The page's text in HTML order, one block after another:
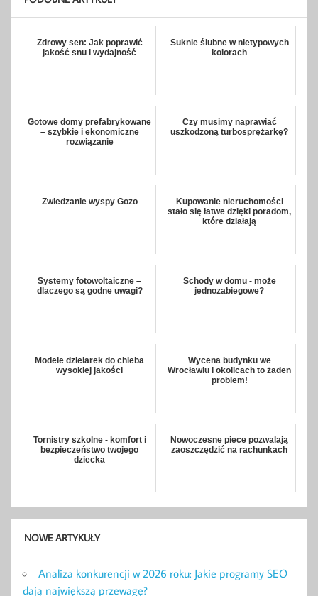
Zdrowy sen: Jak poprawić
jakość snu i wydajność
Suknie ślubne w nietypowych
kolorach
Gotowe domy prefabrykowane
– szybkie i ekonomiczne
rozwiązanie
Czy musimy naprawiać
uszkodzoną turbosprężarkę?
Zwiedzanie wyspy Gozo
Kupowanie nieruchomości
stało się łatwe dzięki poradom,
które działają
Systemy fotowoltaiczne –
dlaczego są godne uwagi?
Schody w domu - może
jednozabiegowe?
Modele dzielarek do chleba
wysokiej jakości
Wycena budynku we
Wrocławiu i okolicach to żaden
problem!
Tornistry szkolne - komfort i
bezpieczeństwo twojego
dziecka
Nowoczesne piece pozwalają
zaoszczędzić na rachunkach
NOWE ARTYKUŁY
Analiza konkurencji w 2026 roku: Jakie programy SEO
dają największą przewagę?